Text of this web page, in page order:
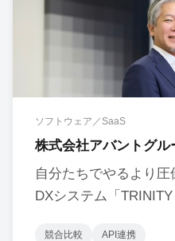
ソフトウェア／SaaS
株式会社アバントグル
自分たちでやるより
DXシステム「
競合比較 API連携